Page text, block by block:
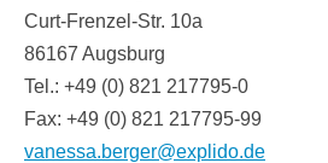
Curt-Frenzel-Str. 10a
86167 Augsburg
Tel.: +49 (0) 821 217795-0
Fax: +49 (0) 821 217795-99
vanessa.berger@explido.de